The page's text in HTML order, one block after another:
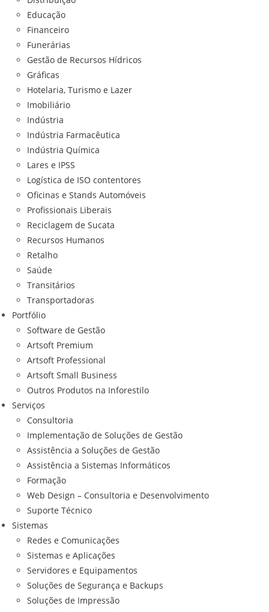
Educação
Financeiro
Funerárias
Gestão de Recursos Hídricos
Gráficas
Hotelaria, Turismo e Lazer
Imobiliário
Indústria
Indústria Farmacêutica
Indústria Química
Lares e IPSS
Logística de ISO contentores
Oficinas e Stands Automóveis
Profissionais Liberais
Reciclagem de Sucata
Recursos Humanos
Retalho
Saúde
Transitários
Transportadoras
Portfólio
Software de Gestão
Artsoft Premium
Artsoft Professional
Artsoft Small Business
Outros Produtos na Inforestilo
Serviços
Consultoria
Implementação de Soluções de Gestão
Assistência a Soluções de Gestão
Assistência a Sistemas Informáticos
Formação
Web Design – Consultoria e Desenvolvimento
Suporte Técnico
Sistemas
Redes e Comunicações
Sistemas e Aplicações
Servidores e Equipamentos
Soluções de Segurança e Backups
Soluções de Impressão